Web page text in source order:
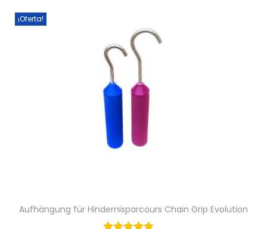
¡Oferta!
Aufhängung für Hindernisparcours Chain Grip Evolution